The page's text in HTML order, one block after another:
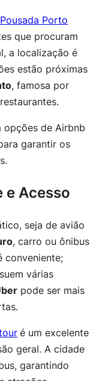
Pousada Porto
que procuram
a localização é
estão próximas
, famosa por
opções de Airbnb
garantir os
e Acesso
seja de avião
, carro ou ônibus
conveniente;
várias
pode ser mais
é um excelente
geral. A cidade
garantindo